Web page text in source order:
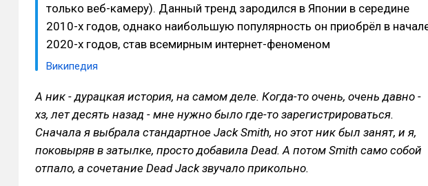
только веб-камеру). Данный тренд зародился в Японии в середине
2010-х годов, однако наибольшую популярность он приобрёл в
2020-х годов, став всемирным интернет-феноменом
Википедия
А ник - дурацкая история, на самом деле. Когда-то очень, очень давно -
хз, лет десять назад - мне нужно было где-то зарегистрироваться.
Сначала я выбрала стандартное Jack Smith, но этот ник был занят, и я,
поковыряв в затылке, просто добавила Dead. А потом Smith само собой
отпало, а сочетание Dead Jack звучало прикольно.